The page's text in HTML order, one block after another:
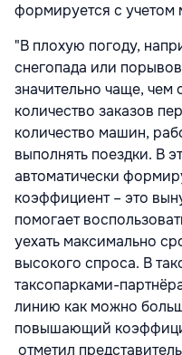
формируется с учетом
"В плохую погоду,
снегопада или
значительно чаще, чем
количество заказов
количество машин,
выполнять поездки. В
автоматически
коэффициент – это
помогает
уехать максимально
высокого спроса. В
таксопарками-
линию как можно
повышающий
отметил